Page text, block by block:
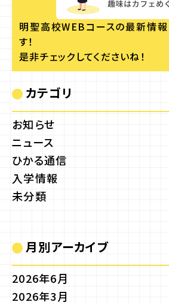
明聖高校WEBコースの最新情
す！
是非チェックしてくださいね！
カテゴリ
お知らせ
ニュース
ひかる通信
入学情報
未分類
月別アーカイブ
2026年6月
2026年3月